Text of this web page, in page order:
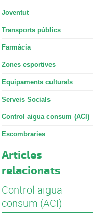
Joventut
Transports públics
Farmàcia
Zones esportives
Equipaments culturals
Serveis Socials
Control aigua consum (ACI)
Escombraries
Articles
relacionats
Control aigua
consum (ACI)